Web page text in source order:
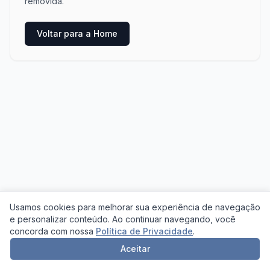
Usamos cookies para melhorar sua experiência de navegação
e personalizar conteúdo. Ao continuar navegando, você
concorda com nossa Política de Privacidade.
Aceitar
Voltar para a Home